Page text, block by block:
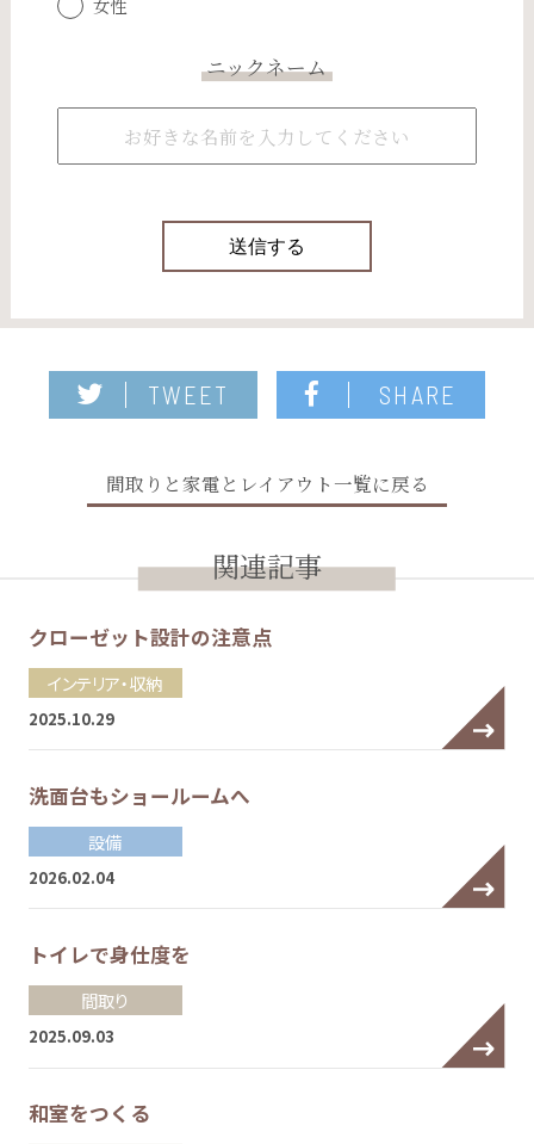
女性
ニックネーム
TWEET SHARE
間取りと家電とレイアウト一覧に戻る
関連記事
クローゼット設計の注意点
インテリア・収納
2025.10.29
洗面台もショールームへ
設備
2026.02.04
トイレで身仕度を
間取り
2025.09.03
和室をつくる